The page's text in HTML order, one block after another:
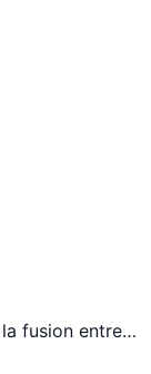
fusion entre…